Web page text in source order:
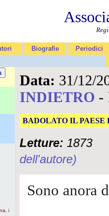
Biografie Periodici
i
Data: 31/12/
INDIETRO -
BADOLATO IL PAESE
Letture: 1873
dell'autore)
Sono anora